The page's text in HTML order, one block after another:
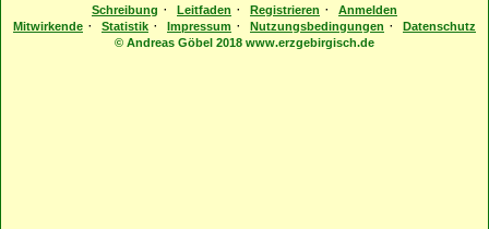
Schreibung · Leitfaden · Registrieren ·
Anmelden
Mitwirkende · Statistik · Impressum · Nutzungsbedingungen ·
Datenschutz
© Andreas Göbel 2018 www.erzgebirgisch.de